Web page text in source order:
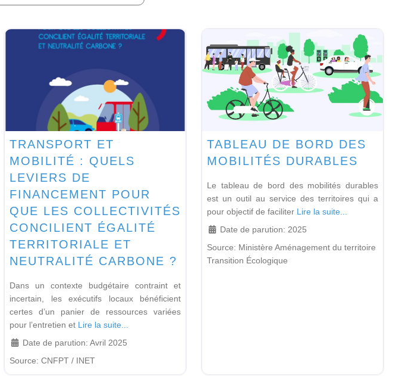
TRANSPORT ET
MOBILITÉ : QUELS
LEVIERS DE
FINANCEMENT POUR
QUE LES COLLECTIVITÉS
CONCILIENT ÉGALITÉ
TERRITORIALE ET
NEUTRALITÉ CARBONE ?
Dans un contexte budgétaire contraint et
incertain, les exécutifs locaux bénéficient
certes d’un panier de ressources variées
pour l’entretien et Lire la suite...
Date de parution: Avril 2025
Source: CNFPT / INET
TABLEAU DE BORD DES
MOBILITÉS DURABLES
Le tableau de bord des mobilités durables
est un outil au service des territoires qui a
pour objectif de faciliter Lire la suite...
Date de parution: 2025
Source: Ministère Aménagement du territoire
Transition Écologique